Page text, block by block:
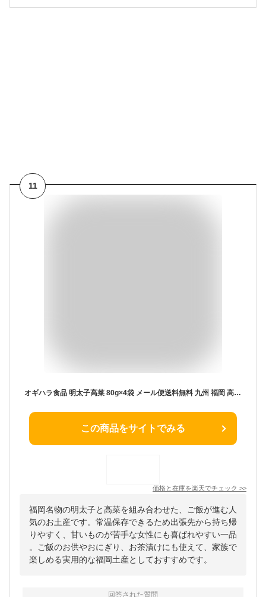
11
オギハラ食品 明太子高菜 80g×4袋 メール便送料無料 九州 福岡 高菜 高菜漬け 漬物 明太子 ごはん ご飯のお供 おにぎり 朝食 夕食 お茶漬 80g入 4袋 セット 保存食 (クロネコゆうパケットでお届け) (配達日時指定不可)
この商品をサイトでみる
価格と在庫を楽天でチェック >>
福岡名物の明太子と高菜を組み合わせた、ご飯が進む人
気のお土産です。常温保存できるため出張先から持ち帰
りやすく、甘いものが苦手な女性にも喜ばれやすい一品
。ご飯のお供やおにぎり、お茶漬けにも使えて、家族で
楽しめる実用的な福岡土産としておすすめです。
回答された質問